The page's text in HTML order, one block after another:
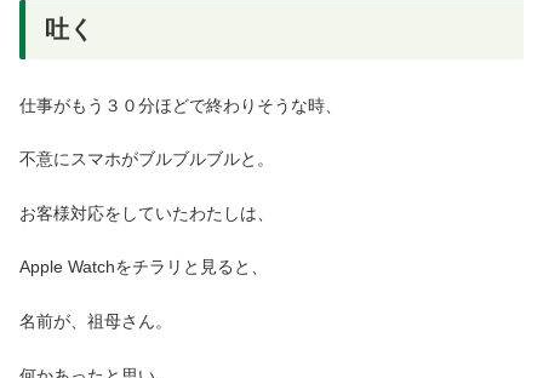
吐く
仕事がもう３０分ほどで終わりそうな時、
不意にスマホがブルブルブルと。
お客様対応をしていたわたしは、
Apple Watchをチラリと見ると、
名前が、祖母さん。